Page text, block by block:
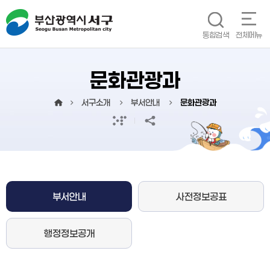
통합검색 전체메뉴
문화관광과
서구소개 부서안내 문화관광과
부서안내 사전정보공표
행정정보공개